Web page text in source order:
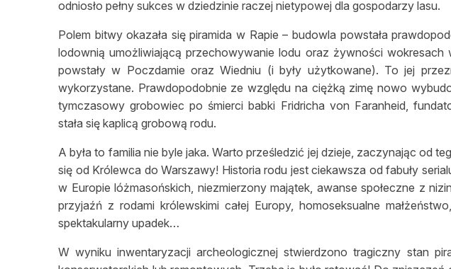
odniosło pełny sukces w dziedzinie raczej nietypowej dla gospodarzy lasu.
Polem bitwy okazała się piramida w Rapie – budowla powstała
lodownią umożliwiającą przechowywanie lodu oraz żywności wokresach
powstały w Poczdamie oraz Wiedniu (i były użytkowane). To jej
wykorzystane. Prawdopodobnie ze względu na ciężką zimę nowo
tymczasowy grobowiec po śmierci babki Fridricha von Faranheid,
stała się kaplicą grobową rodu.
A była to familia nie byle jaka. Warto prześledzić jej dzieje, zaczynając od
się od Królewca do Warszawy! Historia rodu jest ciekawsza od fabuły
w Europie lóżmasońskich, niezmierzony majątek, awanse społeczne z
przyjaźń z rodami królewskimi całej Europy, homoseksualne
spektakularny upadek…
W wyniku inwentaryzacji archeologicznej stwierdzono tragiczny stan